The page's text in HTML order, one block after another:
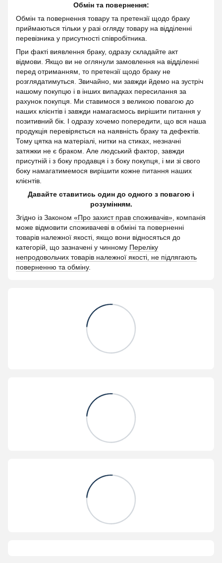
Обмін та повернення:
Обмін та повернення товару та претензії щодо браку
приймаються тільки у разі огляду товару на відділенні
перевізника у присутності співробітника.
При факті виявлення браку, одразу складайте акт
відмови. Якщо ви не оглянули замовлення на відділенні
перед отриманням, то претензії щодо браку не
розглядатимуться. Звичайно, ми завжди йдемо на зустріч
нашому покупцю і в інших випадках пересилання за
рахунок покупця. Ми ставимося з великою повагою до
наших клієнтів і завжди намагаємось вирішити питання у
позитивний бік. І одразу хочемо попередити, що вся наша
продукція перевіряється на наявність браку та дефектів.
Тому цятка на матеріалі, нитки на стиках, незначні
затяжки не є браком. Але людський фактор, завжди
присутній і з боку продавця і з боку покупця, і ми зі свого
боку намагатимемося вирішити кожне питання наших
клієнтів.
Давайте ставитись один до одного з повагою і
розумінням.
Згідно із Законом «Про захист прав споживачів» , компанія
може відмовити споживачеві в обміні та поверненні
товарів належної якості, якщо вони відносяться до
категорій, що зазначені у чинному Переліку
непродовольчих товарів належної якості, не підлягають
поверненню та обміну.